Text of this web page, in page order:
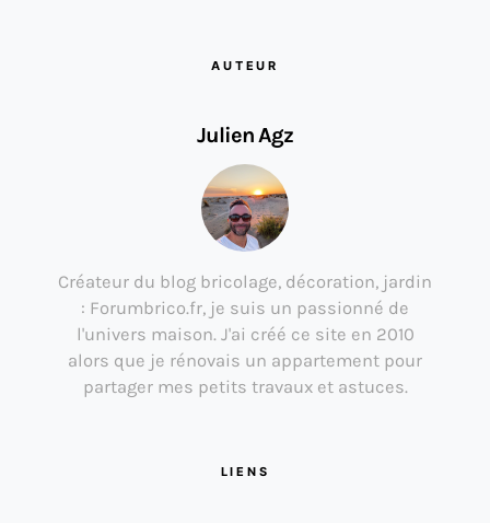
AUTEUR
Julien Agz
Créateur du blog bricolage, décoration, jardin
: Forumbrico.fr, je suis un passionné de
l'univers maison. J'ai créé ce site en 2010
alors que je rénovais un appartement pour
partager mes petits travaux et astuces.
LIENS